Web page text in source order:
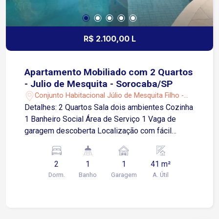
Quadra de futebol, Quadra tênis, Quadra Beach
tênis, Play ground, Academia, Pista de
R$ 2.100,00 L
Apartamento Mobiliado com 2 Quartos
- Julio de Mesquita - Sorocaba/SP
Conjunto Habitacional Júlio de Mesquita Filho -
Sorocaba/SP
Detalhes: 2 Quartos Sala dois ambientes Cozinha
1 Banheiro Social Área de Serviço 1 Vaga de
garagem descoberta Localização com fácil
urbana, próximo a comércios, serviços e
transporte público 2 minutos da Avenida Dr.
Américo Figueiredo 4 minutos da Rodovia
2
Dorm.
1
Banho
1
Garagem
41 m²
A. Útil